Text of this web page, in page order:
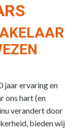
jaar ervaring en
ons hart (en
verandert door
bieden wij